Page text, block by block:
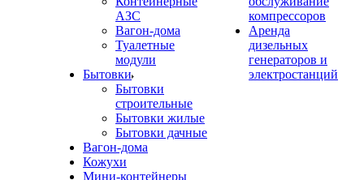
АЗС
Вагон-дома
Туалетные
модули
Бытовки
Бытовки
строительные
Бытовки жилые
Бытовки дачные
Вагон-дома
Кожухи
Мини-контейнеры
компрессоров
Аренда
дизельных
генераторов и
электростанций